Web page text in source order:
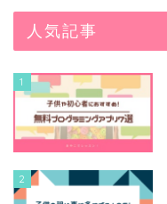
人気記事
1
2